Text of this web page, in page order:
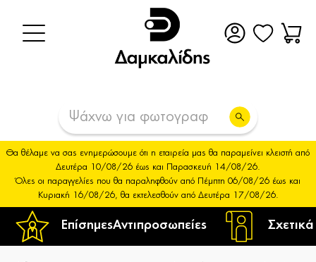
ΕπίσημεςΑντιπροσωπείες
Θα θέλαμε να σας ενημερώσουμε ότι η εταιρεία μας θα παραμείνει κλειστή από
Δευτέρα 10/08/26 έως και Παρασκευή 14/08/26.
Όλες οι παραγγελίες που θα παραληφθούν από Πέμπτη 06/08/26 έως και
Κυριακή 16/08/26, θα εκτελεσθούν από Δευτέρα 17/08/26.